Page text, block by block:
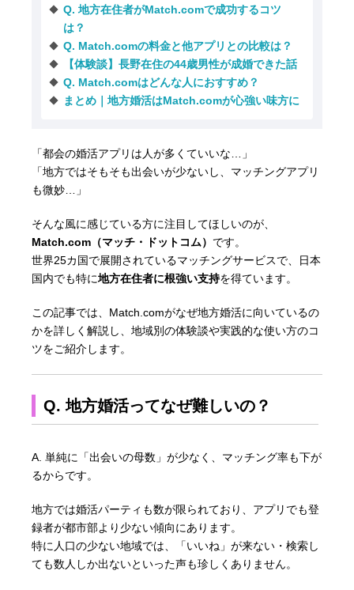
Q. 地方在住者がMatch.comで成功するコツ
は？
Q. Match.comの料金と他アプリとの比較は？
【体験談】長野在住の44歳男性が成婚できた話
Q. Match.comはどんな人におすすめ？
まとめ｜地方婚活はMatch.comが心強い味方に
「都会の婚活アプリは人が多くていいな…」
「地方ではそもそも出会いが少ないし、マッチングアプリ
も微妙…」
そんな風に感じている方に注目してほしいのが、
Match.com（マッチ・ドットコム） です。
世界25カ国で展開されているマッチングサービスで、日本
国内でも特に地方在住者に根強い支持を得ています。
この記事では、Match.comがなぜ地方婚活に向いているの
かを詳しく解説し、地域別の体験談や実践的な使い方のコ
ツをご紹介します。
Q. 地方婚活ってなぜ難しいの？
A. 単純に「出会いの母数」が少なく、マッチング率も下が
るからです。
地方では婚活パーティも数が限られており、アプリでも登
録者が都市部より少ない傾向にあります。
特に人口の少ない地域では、「いいね」が来ない・検索し
ても数人しか出ないといった声も珍しくありません。